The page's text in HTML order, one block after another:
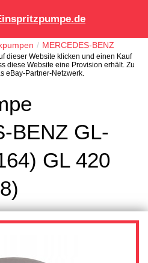
MERCEDES-BENZ
dieser Website klicken und einen Kauf
diese Website eine Provision erhält. Zu
eBay-Partner-Netzwerk.
BENZ GL-
GL 420